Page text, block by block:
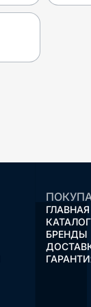
ГЛАВНАЯ
КАТАЛОГ
БРЕНДЫ